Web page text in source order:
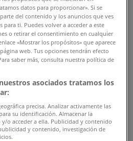
23:00
23:00
23:00
datos para proporcionar». Si se
del contenido y los anuncios que ves
para ti. Puedes volver a acceder a este
o retirar el consentimiento en cualquier
«Mostrar los propósitos» que aparece
web. Tus opciones tendrán efecto
saber más, consulta nuestra política de
asociados tratamos los
precisa. Analizar activamente las
su identificación. Almacenar la
o acceder a ella. Publicidad y contenido
y contenido, investigación de